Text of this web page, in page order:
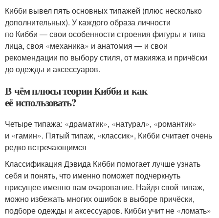
Кибби вывел пять основных типажей (плюс несколько
дополнительных). У каждого образа личности
по Кибби — свои особенности строения фигуры и типа
лица, своя «механика» и анатомия — и свои
рекомендации по выбору стиля, от макияжа и причёски
до одежды и аксессуаров.
В чём плюсы теории Кибби и как
её использовать?
Четыре типажа: «драматик», «натурал», «романтик»
и «гамин». Пятый типаж, «классик», Кибби считает очень
редко встречающимся
Классификация Дэвида Кибби помогает лучше узнать
себя и понять, что именно поможет подчеркнуть
присущее именно вам очарование. Найдя свой типаж,
можно избежать многих ошибок в выборе причёски,
подборе одежды и аксессуаров. Кибби учит не «ломать»